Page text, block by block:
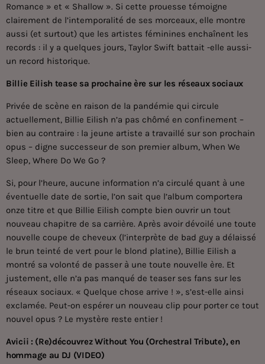
Romance » et « Shallow ». Si cette prouesse témoigne
clairement de l’intemporalité de ses morceaux, elle montre
aussi (et surtout) que les artistes féminines enchaînent les
records : il y a quelques jours, Taylor Swift battait -elle aussi-
un record historique.
Billie Eilish tease sa prochaine ère sur les réseaux sociaux
Privée de scène en raison de la pandémie qui circule
actuellement, Billie Eilish n’a pas chômé en confinement –
bien au contraire : la jeune artiste a travaillé sur son prochain
opus – digne successeur de son premier album, When We
Sleep, Where Do We Go ?
Si, pour l’heure, aucune information n’a circulé quant à une
éventuelle date de sortie, l’on sait que l’album comportera
onze titre et que Billie Eilish compte bien ouvrir un tout
nouveau chapitre de sa carrière. Après avoir dévoilé une toute
nouvelle coupe de cheveux (l’interprète de bad guy a délaissé
le brun teinté de vert pour le blond platine), Billie Eilish a
montré sa volonté de passer à une toute nouvelle ère. Et
justement, elle n’a pas manqué de teaser ses fans sur les
réseaux sociaux. « Quelque chose arrive ! », s’est-elle ainsi
exclamée. Peut-on espérer un nouveau clip pour porter ce tout
nouvel opus ? Le mystère reste entier !
Avicii : (Re)découvrez Without You (Orchestral Tribute), en
hommage au DJ (VIDEO)